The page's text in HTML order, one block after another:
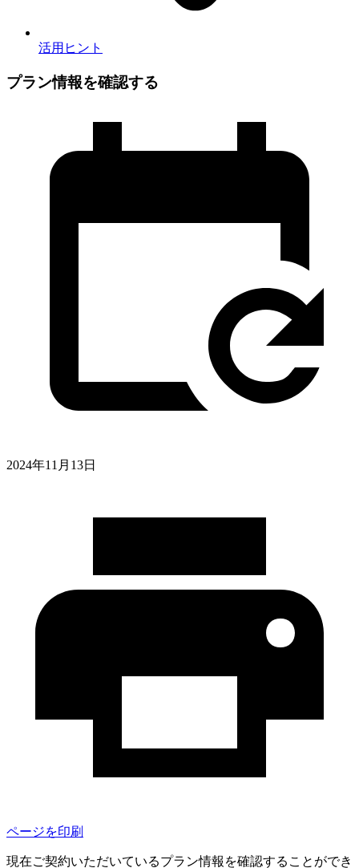
活用ヒント
プラン情報を確認する
2024年11月13日
ページを印刷
現在ご契約いただいているプラン情報を確認することができ